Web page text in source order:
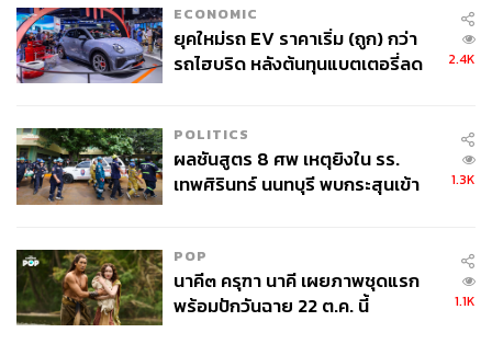
ECONOMIC
ยุคใหม่รถ EV ราคาเริ่ม (ถูก) กว่า
รถไฮบริด หลังต้นทุนแบตเตอรี่ลด
2.4K
POLITICS
ผลชันสูตร 8 ศพ เหตุยิงใน รร.
เทพศิรินทร์ นนทบุรี พบกระสุนเข้า
1.3K
POP
นาคี๓ ครุฑา นาคี เผยภาพชุดแรก
พร้อมปักวันฉาย 22 ต.ค. นี้
1.1K